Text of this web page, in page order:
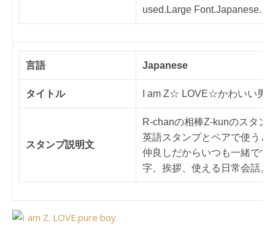
used.Large Font.Japanese.
言語 Japanese
タイトル I am Z☆ LOVE☆かわいい男
スタンプ説明文
R-chanの相棒Z-kunのスタン
英語スタンプとペアで使うと
仲良しだからいつも一緒です
字、挨拶、使える日常会話。